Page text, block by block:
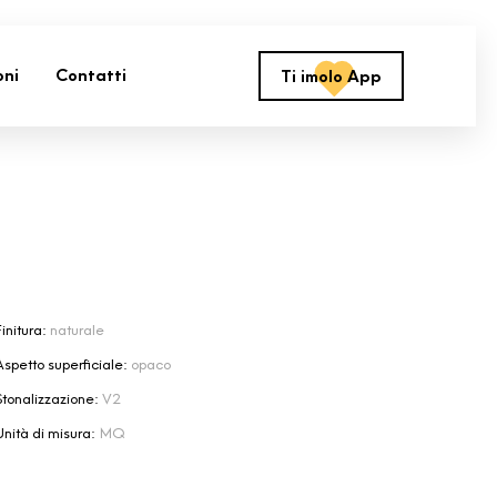
Contatti Ti imolo App
naturale
superficiale: opaco
V2
di misura: MQ